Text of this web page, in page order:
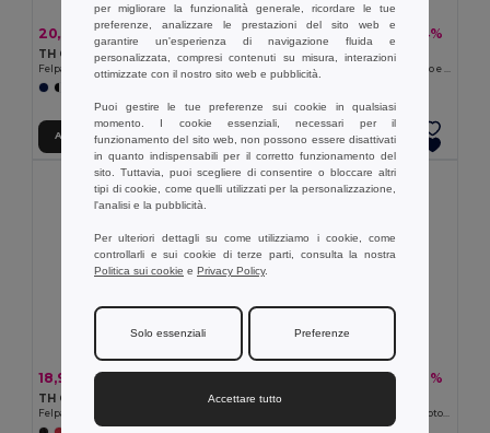
20,39 €32,67 € -38%
TH Clothes 30189
Felpa unisex
Aggiungi al carrello
12,80 € -24%
TH Clothes 30287
Aggiungi al carrello
18,99 € 27,24 €
TH Clothes 30161
Felpa da uomo in cotone e poliestere
20,54 € -38%
TH Clothes 30149
per migliorare la funzionalità generale, ricordare le tue
preferenze, analizzare le prestazioni del sito web e
garantire un'esperienza di navigazione fluida e
personalizzata, compresi contenuti su misura, interazioni
ottimizzate con il nostro sito web e pubblicità.
Puoi gestire le tue preferenze sui cookie in qualsiasi
momento. I cookie essenziali, necessari per il
funzionamento del sito web, non possono essere disattivati
in quanto indispensabili per il corretto funzionamento del
sito. Tuttavia, puoi scegliere di consentire o bloccare altri
tipi di cookie, come quelli utilizzati per la personalizzazione,
l'analisi e la pubblicità.
Per ulteriori dettagli su come utilizziamo i cookie, come
controllarli e sui cookie di terze parti, consulta la nostra
Politica sui cookie e Privacy Policy.
Solo essenziali Preferenze
Accettare tutto